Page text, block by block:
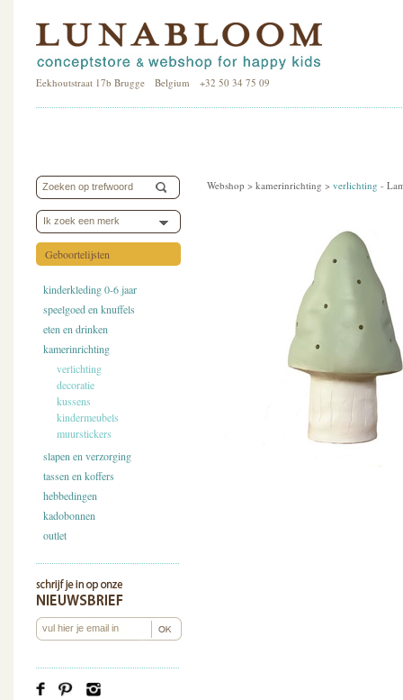
Eekhoutstraat 17b Brugge Belgium +32 50 34 75 09
Ik zoek een merk
Geboortelijsten
kinderkleding 0-6 jaar
speelgoed en knuffels
eten en drinken
kamerinrichting
verlichting
decoratie
kussens
kindermeubels
muurstickers
slapen en verzorging
tassen en koffers
hebbedingen
kadobonnen
outlet
Webshop > kamerinrichting > verlichting -